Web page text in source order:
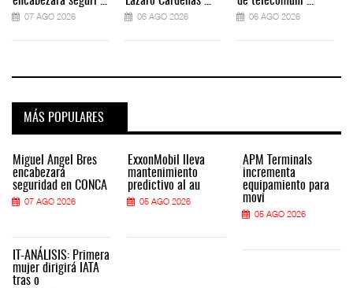
07 AGO 2026 06 AGO 2026 06 AGO 2026
MÁS POPULARES
Miguel Ángel Bres
encabezará
seguridad en CONCA
07 AGO 2026
IT-ANÁLISIS: Primera
mujer dirigirá IATA
tras o
ExxonMobil lleva
mantenimiento
predictivo al au
05 AGO 2026
APM Terminals
incrementa
equipamiento para
movi
05 AGO 2026